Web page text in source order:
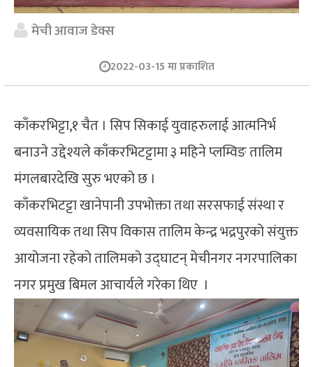
मेची आवाज डेक्स
2022-03-15 मा प्रकाशित
काँकरभिट्टा,१ चैत । सिप सिकाई युवाहरुलाई आत्मनिर्भ
बनाउने उद्देश्यले काँकरभिटट्टामा ३ महिने प्लम्विङ तालिम
मंगलबारदेखि सुरु भएको छ ।
काँकरभिटट्टा खानेपानी उपभोक्ता तथा सरसफाई संस्था र
व्यवसायिक तथा सिप विकास तालिम केन्द्र भद्रपुरको संयुक्त
आयोजना रहेको तालिमको उद्घाटन् मेचीनगर नगरपालिका
नगर प्रमुख बिमल आचार्यले गरेका थिए ।